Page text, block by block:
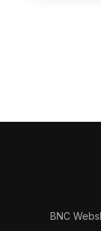
BNC